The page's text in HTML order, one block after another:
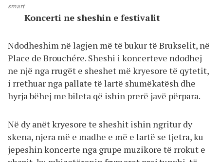
smart
Koncerti ne sheshin e festivalit
Ndodheshim në lagjen më të bukur të Brukselit, në
Place de Brouchére. Sheshi i koncerteve ndodhej
ne një nga rrugët e sheshet më kryesore të qytetit,
i rrethuar nga pallate të lartë shumëkatësh dhe
hyrja bëhej me bileta që ishin prerë javë përpara.
Në dy anët kryesore te sheshit ishin ngritur dy
skena, njera më e madhe e më e lartë se tjetra, ku
jepeshin koncerte nga grupe muzikore të rrokut e